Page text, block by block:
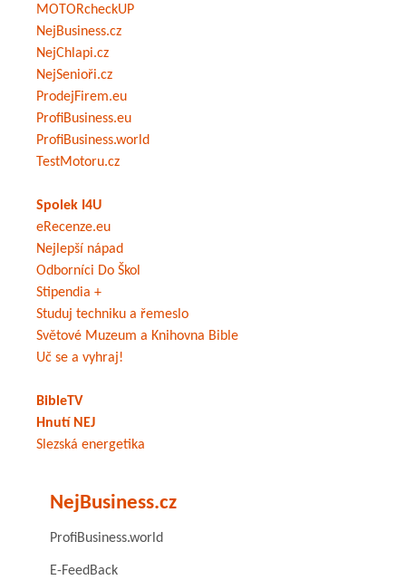
MOTORcheckUP
NejBusiness.cz
NejChlapi.cz
NejSenioři.cz
ProdejFirem.eu
ProfiBusiness.eu
ProfiBusiness.world
TestMotoru.cz
Spolek I4U
eRecenze.eu
Nejlepší nápad
Odborníci Do Škol
Stipendia +
Studuj techniku a řemeslo
Světové Muzeum a Knihovna Bible
Uč se a vyhraj!
BibleTV
Hnutí NEJ
Slezská energetika
NejBusiness.cz
ProfiBusiness.world
E-FeedBack